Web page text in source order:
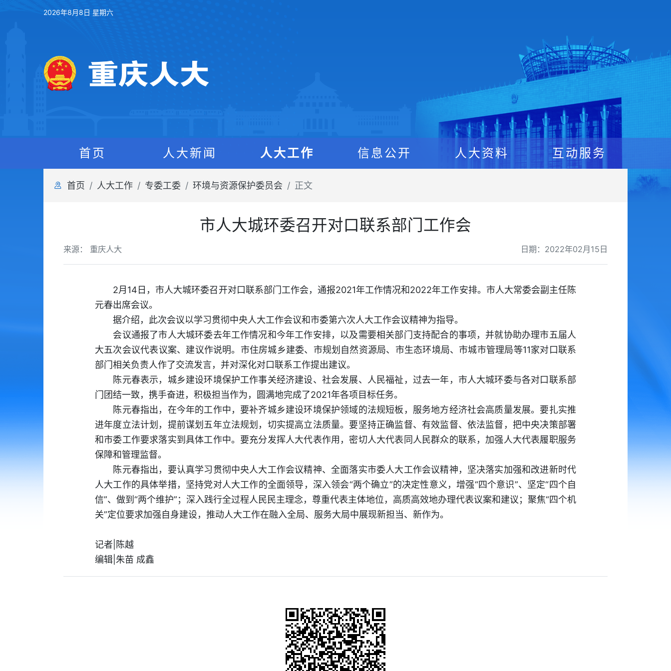
2026年8月8日 星期六
首页 人大新闻 人大工作 信息公开 人大资料 互动服务
首页 人大工作 专委工委 环境与资源保护委员会 正文
市人大城环委召开对口联系部门工作会
日期：2022年02月15日
来源： 重庆人大
2月14日，市人大城环委召开对口联系部门工作会，通报2021年工作情况和2022年工作安排。市人大常委会副主任陈
元春出席会议。
据介绍，此次会议以学习贯彻中央人大工作会议和市委第六次人大工作会议精神为指导。
会议通报了市人大城环委去年工作情况和今年工作安排，以及需要相关部门支持配合的事项，并就协助办理市五届人
大五次会议代表议案、建议作说明。市住房城乡建委、市规划自然资源局、市生态环境局、市城市管理局等11家对口联系
部门相关负责人作了交流发言，并对深化对口联系工作提出建议。
陈元春表示，城乡建设环境保护工作事关经济建设、社会发展、人民福祉，过去一年，市人大城环委与各对口联系部
门团结一致，携手奋进，积极担当作为，圆满地完成了2021年各项目标任务。
陈元春指出，在今年的工作中，要补齐城乡建设环境保护领域的法规短板，服务地方经济社会高质量发展。要扎实推
进年度立法计划，提前谋划五年立法规划，切实提高立法质量。要坚持正确监督、有效监督、依法监督，把中央决策部署
和市委工作要求落实到具体工作中。要充分发挥人大代表作用，密切人大代表同人民群众的联系，加强人大代表履职服务
保障和管理监督。
陈元春指出，要认真学习贯彻中央人大工作会议精神、全面落实市委人大工作会议精神，坚决落实加强和改进新时代
人大工作的具体举措，坚持党对人大工作的全面领导，深入领会“两个确立”的决定性意义，增强“四个意识”、坚定“四个自
信”、做到“两个维护”；深入践行全过程人民民主理念，尊重代表主体地位，高质高效地办理代表议案和建议；聚焦“四个机
关”定位要求加强自身建设，推动人大工作在融入全局、服务大局中展现新担当、新作为。
记者|陈越
编辑|朱苗 成鑫